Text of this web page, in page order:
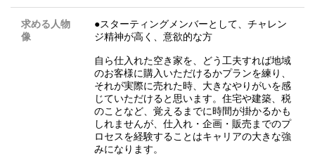
求める人物
像
●スターティングメンバーとして、チャレン
ジ精神が高く、意欲的な方
自ら仕入れた空き家を、どう工夫すれば地域
のお客様に購入いただけるかプランを練り、
それが実際に売れた時、大きなやりがいを感
じていただけると思います。住宅や建築、税
のことなど、覚えるまでに時間が掛かるかも
しれませんが、仕入れ・企画・販売までのプ
ロセスを経験することはキャリアの大きな強
みになります。